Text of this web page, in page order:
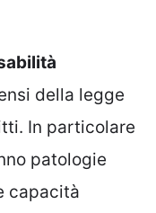
della legge
In particolare
patologie
capacità